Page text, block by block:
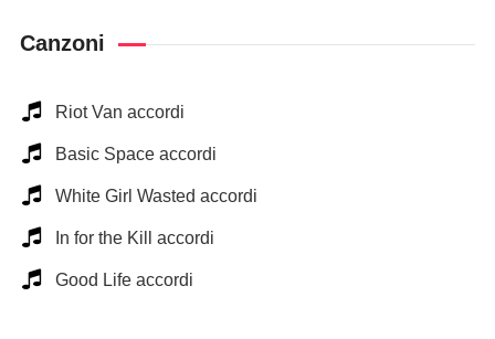
Canzoni
Riot Van accordi
Basic Space accordi
White Girl Wasted accordi
In for the Kill accordi
Good Life accordi